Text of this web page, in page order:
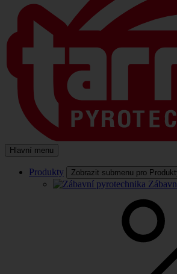
Hlavní menu
Produkty Zobrazit submenu pro